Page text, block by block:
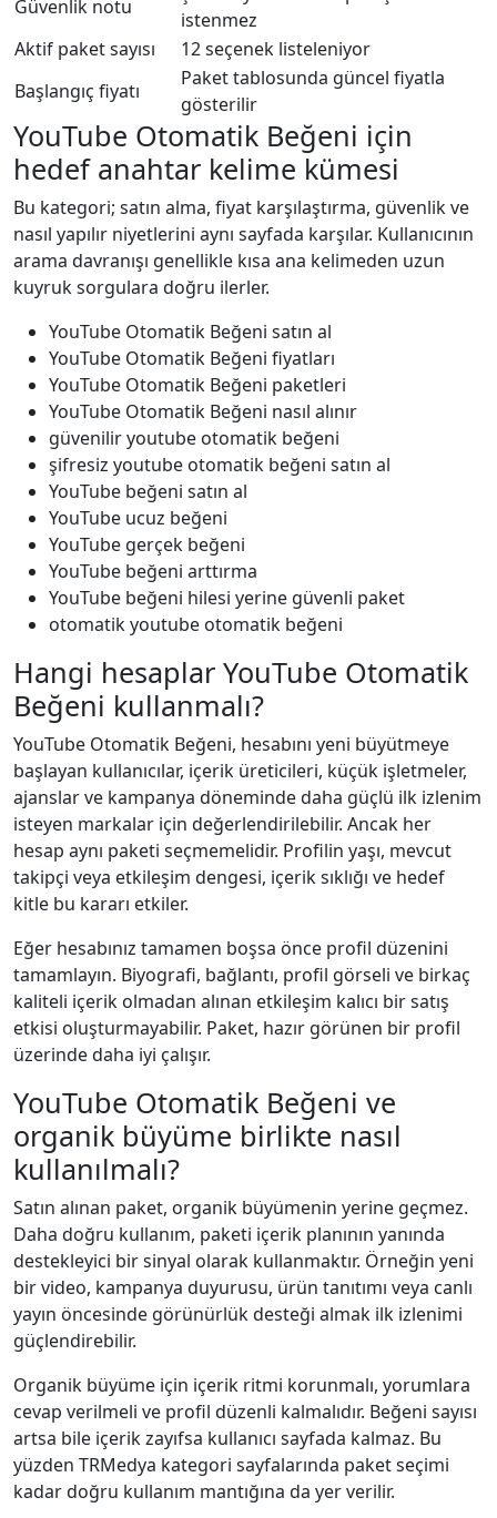
Güvenlik notu
istenmez
Aktif paket sayısı
12 seçenek listeleniyor
Başlangıç fiyatı
Paket tablosunda güncel fiyatla
gösterilir
YouTube Otomatik Beğeni için
hedef anahtar kelime kümesi
Bu kategori; satın alma, fiyat karşılaştırma, güvenlik ve
nasıl yapılır niyetlerini aynı sayfada karşılar. Kullanıcının
arama davranışı genellikle kısa ana kelimeden uzun
kuyruk sorgulara doğru ilerler.
YouTube Otomatik Beğeni satın al
YouTube Otomatik Beğeni fiyatları
YouTube Otomatik Beğeni paketleri
YouTube Otomatik Beğeni nasıl alınır
güvenilir youtube otomatik beğeni
şifresiz youtube otomatik beğeni satın al
YouTube beğeni satın al
YouTube ucuz beğeni
YouTube gerçek beğeni
YouTube beğeni arttırma
YouTube beğeni hilesi yerine güvenli paket
otomatik youtube otomatik beğeni
Hangi hesaplar YouTube Otomatik
Beğeni kullanmalı?
YouTube Otomatik Beğeni, hesabını yeni büyütmeye
başlayan kullanıcılar, içerik üreticileri, küçük işletmeler,
ajanslar ve kampanya döneminde daha güçlü ilk izlenim
isteyen markalar için değerlendirilebilir. Ancak her
hesap aynı paketi seçmemelidir. Profilin yaşı, mevcut
takipçi veya etkileşim dengesi, içerik sıklığı ve hedef
kitle bu kararı etkiler.
Eğer hesabınız tamamen boşsa önce profil düzenini
tamamlayın. Biyografi, bağlantı, profil görseli ve birkaç
kaliteli içerik olmadan alınan etkileşim kalıcı bir satış
etkisi oluşturmayabilir. Paket, hazır görünen bir profil
üzerinde daha iyi çalışır.
YouTube Otomatik Beğeni ve
organik büyüme birlikte nasıl
kullanılmalı?
Satın alınan paket, organik büyümenin yerine geçmez.
Daha doğru kullanım, paketi içerik planının yanında
destekleyici bir sinyal olarak kullanmaktır. Örneğin yeni
bir video, kampanya duyurusu, ürün tanıtımı veya canlı
yayın öncesinde görünürlük desteği almak ilk izlenimi
güçlendirebilir.
Organik büyüme için içerik ritmi korunmalı, yorumlara
cevap verilmeli ve profil düzenli kalmalıdır. Beğeni sayısı
artsa bile içerik zayıfsa kullanıcı sayfada kalmaz. Bu
yüzden TRMedya kategori sayfalarında paket seçimi
kadar doğru kullanım mantığına da yer verilir.